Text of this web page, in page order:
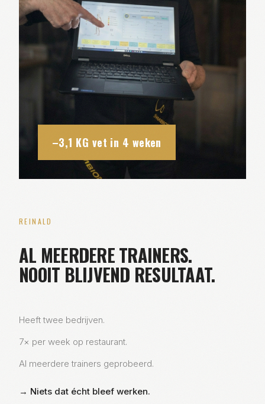
–3,1 KG vet in 4 weken
REINALD
AL MEERDERE TRAINERS.
NOOIT BLIJVEND RESULTAAT.
Heeft twee bedrijven.
7× per week op restaurant.
Al meerdere trainers geprobeerd.
→ Niets dat écht bleef werken.